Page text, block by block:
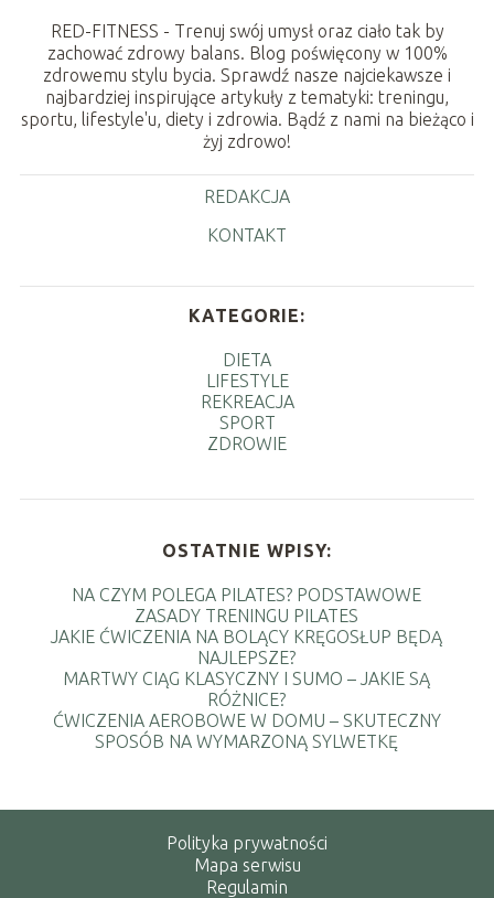
RED-FITNESS - Trenuj swój umysł oraz ciało tak by
zachować zdrowy balans. Blog poświęcony w 100%
zdrowemu stylu bycia. Sprawdź nasze najciekawsze i
najbardziej inspirujące artykuły z tematyki: treningu,
sportu, lifestyle'u, diety i zdrowia. Bądź z nami na bieżąco i
żyj zdrowo!
REDAKCJA
KONTAKT
KATEGORIE:
DIETA
LIFESTYLE
REKREACJA
SPORT
ZDROWIE
OSTATNIE WPISY:
NA CZYM POLEGA PILATES? PODSTAWOWE
ZASADY TRENINGU PILATES
JAKIE ĆWICZENIA NA BOLĄCY KRĘGOSŁUP BĘDĄ
NAJLEPSZE?
MARTWY CIĄG KLASYCZNY I SUMO – JAKIE SĄ
RÓŻNICE?
ĆWICZENIA AEROBOWE W DOMU – SKUTECZNY
SPOSÓB NA WYMARZONĄ SYLWETKĘ
Polityka prywatności
Mapa serwisu
Regulamin